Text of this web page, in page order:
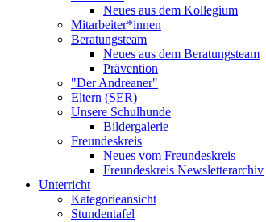
Neues aus dem Kollegium
Mitarbeiter*innen
Beratungsteam
Neues aus dem Beratungsteam
Prävention
"Der Andreaner"
Eltern (SER)
Unsere Schulhunde
Bildergalerie
Freundeskreis
Neues vom Freundeskreis
Freundeskreis Newsletterarchiv
Unterricht
Kategorieansicht
Stundentafel